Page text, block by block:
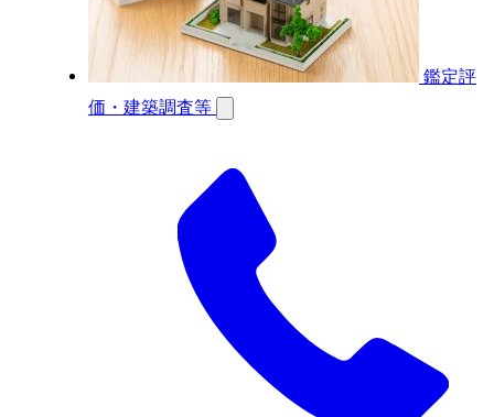
鑑定評
価・建築調査等